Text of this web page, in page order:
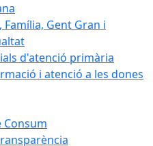
Família, Gent Gran i
d'atenció primària
i atenció a les dones
Consum